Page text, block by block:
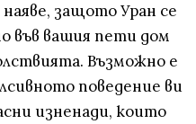
защото Уран се
във вашия пети дом
Възможно е
поведение ви
изненади, които